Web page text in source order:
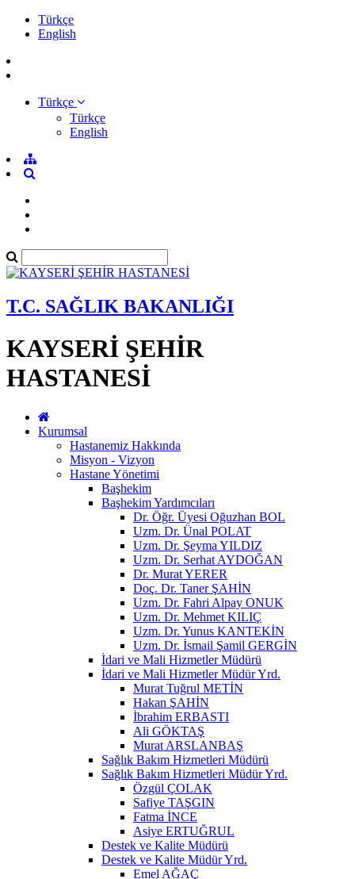
Türkçe
English
Türkçe
Türkçe
English
T.C. SAĞLIK BAKANLIĞI
KAYSERİ ŞEHİR
HASTANESİ
Kurumsal
Hastanemiz Hakkında
Misyon - Vizyon
Hastane Yönetimi
Başhekim
Başhekim Yardımcıları
Dr. Öğr. Üyesi Oğuzhan BOL
Uzm. Dr. Ünal POLAT
Uzm. Dr. Şeyma YILDIZ
Uzm. Dr. Serhat AYDOĞAN
Dr. Murat YERER
Doç. Dr. Taner ŞAHİN
Uzm. Dr. Fahri Alpay ONUK
Uzm. Dr. Mehmet KILIÇ
Uzm. Dr. Yunus KANTEKİN
Uzm. Dr. İsmail Şamil GERGİN
İdari ve Mali Hizmetler Müdürü
İdari ve Mali Hizmetler Müdür Yrd.
Murat Tuğrul METİN
Hakan ŞAHİN
İbrahim ERBASTI
Ali GÖKTAŞ
Murat ARSLANBAŞ
Sağlık Bakım Hizmetleri Müdürü
Sağlık Bakım Hizmetleri Müdür Yrd.
Özgül ÇOLAK
Safiye TAŞGIN
Fatma İNCE
Asiye ERTUĞRUL
Destek ve Kalite Müdürü
Destek ve Kalite Müdür Yrd.
Emel AĞAÇ